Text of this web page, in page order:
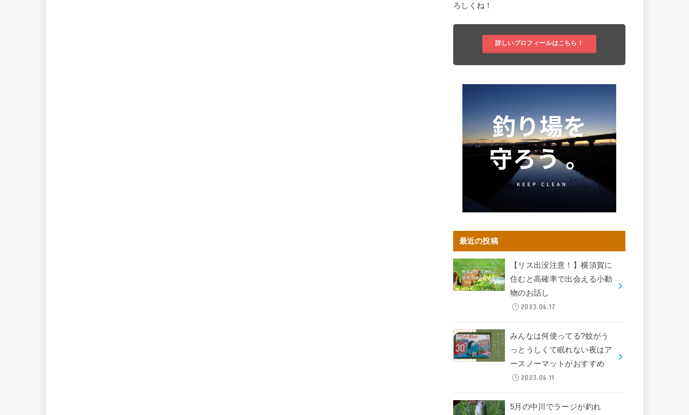
ろしくね！
詳しいプロフィールはこちら！
最近の投稿
【リス出没注意！】横須賀に
住むと高確率で出会える小動
物のお話し
2023.06.17
みんなは何使ってる?蚊がう
っとうしくて眠れない夜はア
ースノーマットがおすすめ
2023.06.11
5月の中川でラージが釣れ